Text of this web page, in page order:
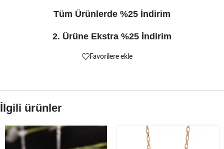
Tüm Ürünlerde %25 İndirim
2. Ürüne Ekstra %25 İndirim
Favorilere ekle
İlgili ürünler